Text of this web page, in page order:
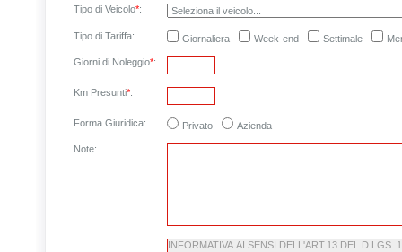
Tipo di Veicolo*:
Tipo di Tariffa: Giornaliera Week-end Settimale
Giorni di Noleggio*:
Km Presunti*:
Forma Giuridica: Privato Azienda
Note: